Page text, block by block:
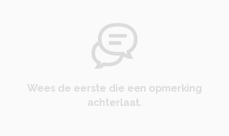
Wees de eerste die een opmerking
achterlaat.